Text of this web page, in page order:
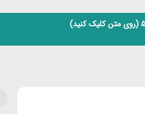
(روی متن کلیک کنید)